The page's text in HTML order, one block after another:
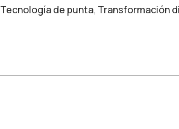
Tecnología de punta, Transformación